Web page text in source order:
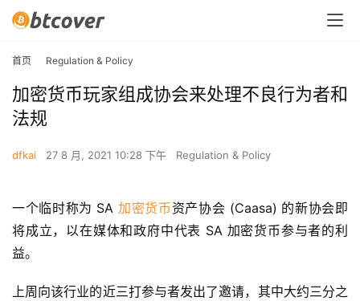
首页 Regulation & Policy
加密货币玩家组成协会来处理不良行为者和
法规
dfkai 27 8 月, 2021 10:28 下午 Regulation & Policy
一个临时称为 SA 加密货币资产协会 (Caasa) 的新协会即
将成立，以在媒体和政府中代表 SA 加密货币参与者的利
益。
上周向该行业的近三打参与者发出了邀请，其中大约三分之